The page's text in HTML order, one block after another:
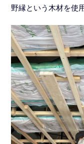
野縁という木材を使